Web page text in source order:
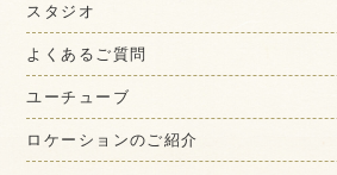
スタジオ
よくあるご質問
ユーチューブ
ロケーションのご紹介